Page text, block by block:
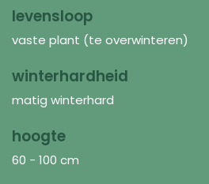
levensloop
vaste plant (te overwinteren)
winterhardheid
matig winterhard
hoogte
60 - 100 cm